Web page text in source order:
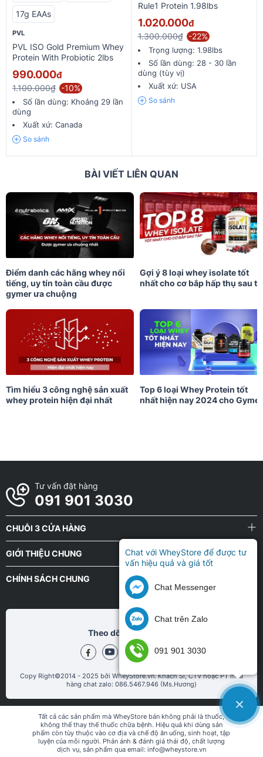
17g EAAs
PVL
PVL ISO Gold Premium Whey
Protein With Probiotic 2lbs
990.000đ
1.100.000₫ -10%
Số lần dùng: Khoảng 29 lần
dùng
Xuất xứ: Canada
So sánh
Rule1 Protein 1.98lbs
1.020.000đ
1.300.000₫ -22%
Trọng lượng: 1.98lbs
Số lần dùng: 28 - 30 lần
dùng (tùy vị)
Xuất xứ: USA
So sánh
BÀI VIẾT LIÊN QUAN
Điểm danh các hãng whey nổi
tiếng, uy tín toàn cầu được
gymer ưa chuộng
Gợi ý 8 loại whey isolate tốt
nhất cho cơ bắp hấp thụ sau
Tìm hiểu 3 công nghệ sản xuất
whey protein hiện đại nhất
Top 6 loại Whey Protein tốt
nhất hiện nay 2024 cho Gymer
Tư vấn đặt hàng
091 901 3030
CHUỖI 3 CỬA HÀNG
GIỚI THIỆU CHUNG
CHÍNH SÁCH CHUNG
Theo dõi chũng tôi tại
Copy Right©2014 - 2025 bởi WheyStore.vn. Khách Sỉ, CTV hoặc PT mua
hàng chat zalo: 086.5467.946 (Ms.Hương)
Tất cả các sản phẩm mà WheyStore bán không phải là thuốc,
không thể thay thế thuốc chữa bệnh. Hiệu quả khi dùng sản
phẩm còn tùy thuộc vào cơ địa và chế độ ăn uống, sinh hoạt, tập
luyện của mỗi người. Phản ánh & đánh giá thái độ, chất lượng
dịch vụ, sản phẩm qua email: info@wheystore.vn
Chat với WheyStore để được tư
vấn hiệu quả và giá tốt
Chat Messenger
Chat trên Zalo
091 901 3030